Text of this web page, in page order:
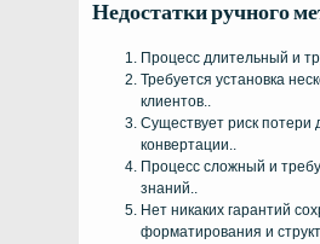
Недостатки ручного
Процесс длительный и
Требуется установка
клиентов..
Существует риск потери
конвертации..
Процесс сложный и
знаний..
Нет никаких гарантий
форматирования и